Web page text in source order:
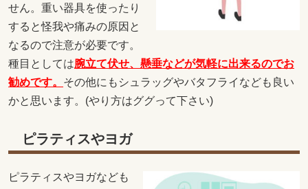
せん。重い器具を使ったり
すると怪我や痛みの原因と
なるので注意が必要です。
種目としては腕立て伏せ、懸垂などが気軽に出来るのでお
勧めです。 その他にもシュラッグやバタフライなども良い
かと思います。(やり方はググって下さい)
ピラティスやヨガ
ピラティスやヨガなども